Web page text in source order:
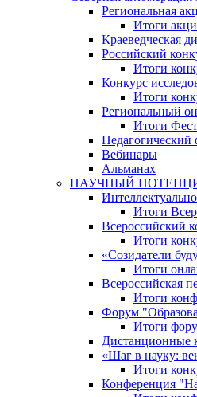
Региональная
Итоги
Краеведческая
Российский
Итоги
Конкурс
Итоги
Региональный
Итоги
Педагогический
Вебинары
Альманах
НАУЧНЫЙ
Итоги
Всероссийский
Итоги
«Cозидатели
Итоги
Всероссийская
Итоги
Форум
Итоги
Дистанционные
«Шаг в науку:
Итоги
Конференция